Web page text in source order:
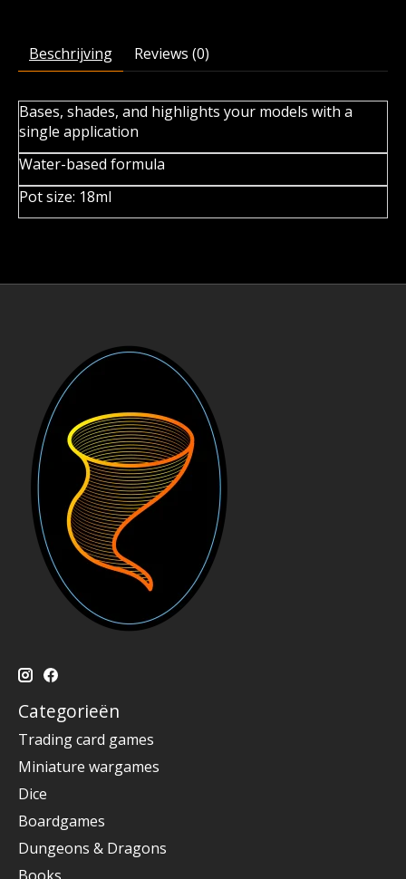
Beschrijving Reviews (0)
Bases, shades, and highlights your models with a
single application
Water-based formula
Pot size: 18ml
Categorieën
Trading card games
Miniature wargames
Dice
Boardgames
Dungeons & Dragons